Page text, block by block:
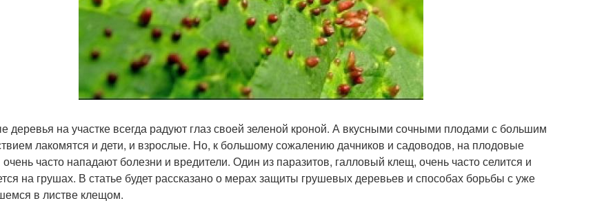
деревья на участке всегда радуют глаз своей зеленой кроной. А вкусными сочными плодами с большим
лакомятся и дети, и взрослые. Но, к большому сожалению дачников и садоводов, на плодовые
очень часто нападают болезни и вредители. Один из паразитов, галловый клещ, очень часто селится и
на грушах. В статье будет рассказано о мерах защиты грушевых деревьев и способах борьбы с уже
в листве клещом.